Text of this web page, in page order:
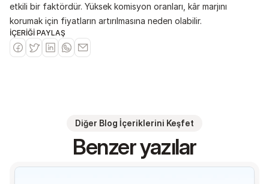
etkili bir faktördür. Yüksek komisyon oranları, kâr marjını
korumak için fiyatların artırılmasına neden olabilir.
İÇERİĞİ PAYLAŞ
Diğer Blog İçeriklerini Keşfet
Benzer yazılar